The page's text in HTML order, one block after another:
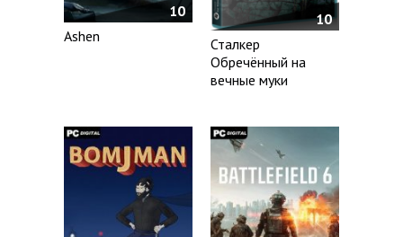
10
Ashen
10
Сталкер
Обречённый на
вечные муки